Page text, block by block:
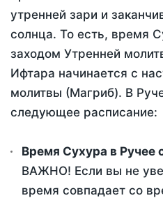
утренней зари и
солнца. То есть, время
заходом Утренней
Ифтара начинается с
молитвы (Магриб). В
следующее расписание:
Время Сухура в Ручее
ВАЖНО! Если вы не
время совпадает со